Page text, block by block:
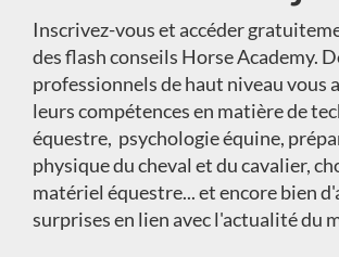
Inscrivez-vous et accéder
des flash conseils Horse Academy.
professionnels de haut niveau vous
leurs compétences en matière de
équestre, psychologie équine,
physique du cheval et du cavalier,
matériel équestre... et encore bien
surprises en lien avec l'actualité du